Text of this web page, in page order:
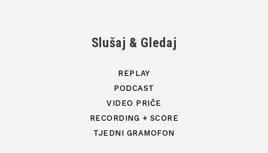
Slušaj & Gledaj
REPLAY
PODCAST
VIDEO PRIČE
RECORDING + SCORE
TJEDNI GRAMOFON